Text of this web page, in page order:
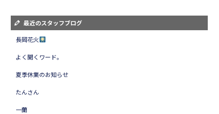
最近のスタッフブログ
長岡花火
よく聞くワード。
夏季休業のお知らせ
たんさん
一蘭